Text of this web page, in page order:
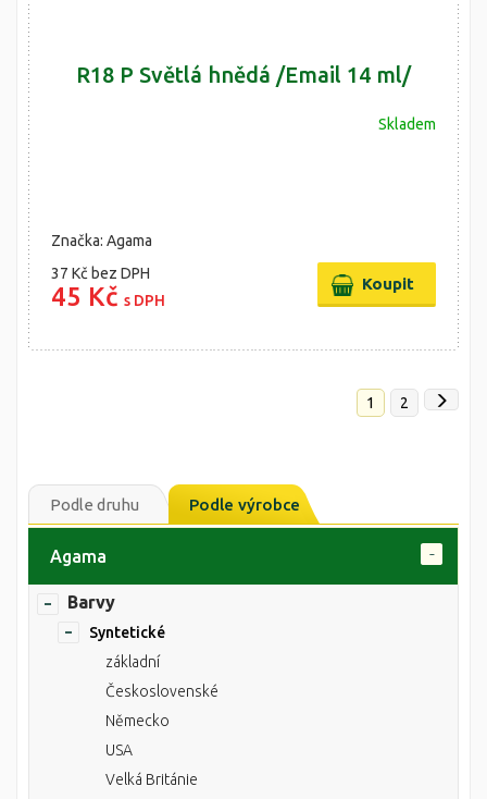
R18 P Světlá hnědá /Email 14 ml/
Skladem
Značka: Agama
37 Kč bez DPH
45 Kč s DPH
1 2
Podle druhu Podle výrobce
Agama
Barvy
Syntetické
základní
Československé
Německo
USA
Velká Británie